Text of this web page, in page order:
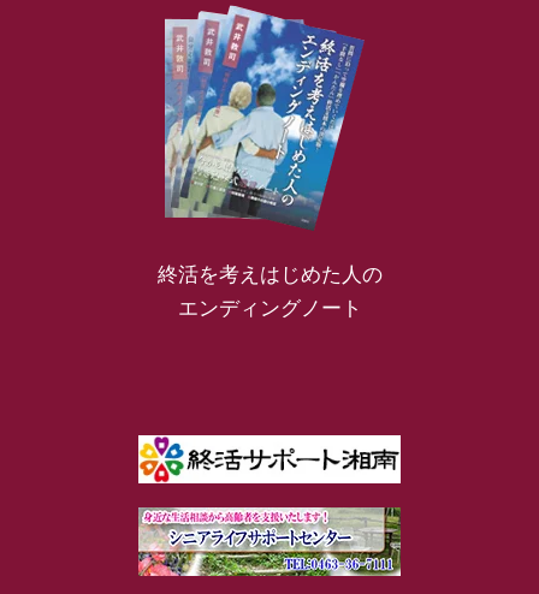
終活を考えはじめた人の
エンディングノート